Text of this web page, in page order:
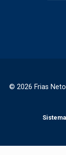
© 2026 Frias